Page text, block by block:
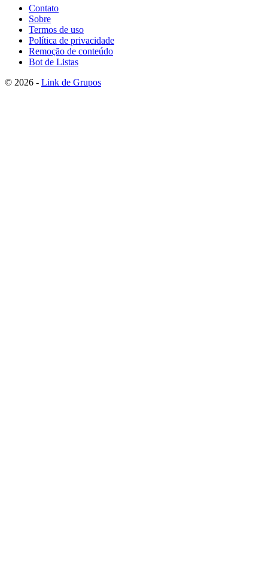
Contato
Sobre
Termos de uso
Política de privacidade
Remoção de conteúdo
Bot de Listas
© 2026 - Link de Grupos